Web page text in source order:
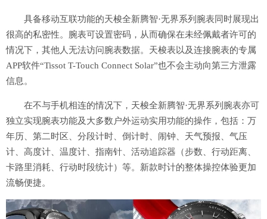
具备移动互联功能的天梭全新腾智·无界系列腕表同时展现出
很高的私密性。腕表可设置密码，从而确保在未经佩戴者许可的
情况下，其他人无法访问腕表数据。天梭表以及连接腕表的专属
APP软件“Tissot T-Touch Connect Solar”也不会主动向第三方泄露
信息。
在不与手机相连的情况下，天梭全新腾智·无界系列腕表亦可
独立实现腕表功能及大多数户外运动实用功能的操作，包括：万
年历、第二时区、分段计时、倒计时、闹钟、天气预报、气压
计、高度计、温度计、指南针、活动追踪器（步数、行动距离、
卡路里消耗、行动时段统计）等。新款时计的整体操控体验更加
流畅便捷。